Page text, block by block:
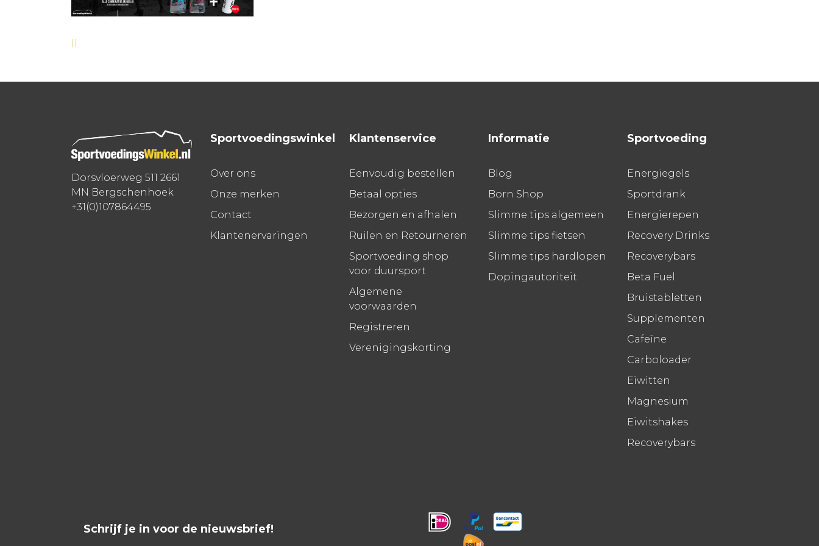
Bericht
Dorsvloerweg 511 2661
MN Bergschenhoek
+31(0)107864495
Sportvoedingswinkel
Over ons
Onze merken
Contact
Klantenervaringen
Klantenservice
Eenvoudig bestellen
Betaal opties
Bezorgen en afhalen
Ruilen en Retourneren
Sportvoeding shop
voor duursport
Algemene
voorwaarden
Registreren
Verenigingskorting
Informatie
Blog
Born Shop
Slimme tips algemeen
Slimme tips fietsen
Slimme tips hardlopen
Dopingautoriteit
Sportvoeding
Energiegels
Sportdrank
Energierepen
Recovery Drinks
Recoverybars
Beta Fuel
Bruistabletten
Supplementen
Cafeïne
Carboloader
Eiwitten
Magnesium
Eiwitshakes
Recoverybars
Schrijf je in voor de nieuwsbrief!